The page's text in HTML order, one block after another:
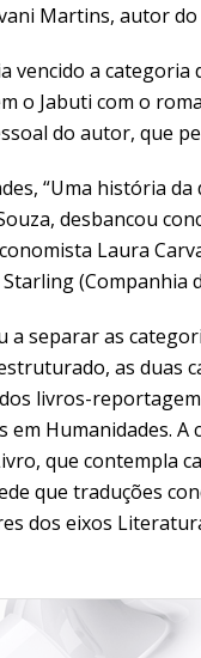
Martins, autor do
vencido a
o Jabuti com o
do autor, que
“Uma história
desbancou
Laura
(Companhia
a separar as
as duas
livros-
em Humanidades.
que contempla
que traduções
dos eixos